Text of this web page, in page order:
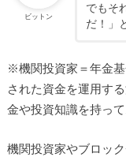
ビットン
でもそ
だ！」
※機関投資家＝年金
された資金を運用す
金や投資知識を持っ
機関投資家やブロッ